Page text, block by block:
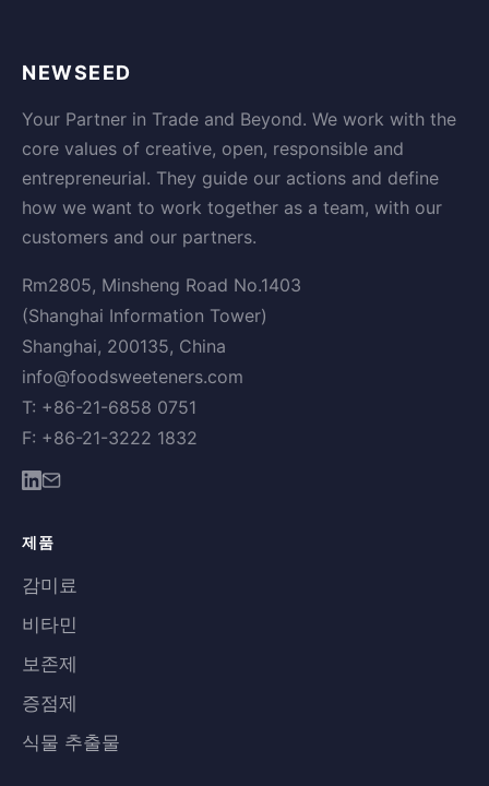
NEWSEED
Your Partner in Trade and Beyond. We work with the
core values of creative, open, responsible and
entrepreneurial. They guide our actions and define
how we want to work together as a team, with our
customers and our partners.
Rm2805, Minsheng Road No.1403
(Shanghai Information Tower)
Shanghai, 200135, China
info@foodsweeteners.com
T: +86-21-6858 0751
F: +86-21-3222 1832
제품
감미료
비타민
보존제
증점제
식물 추출물